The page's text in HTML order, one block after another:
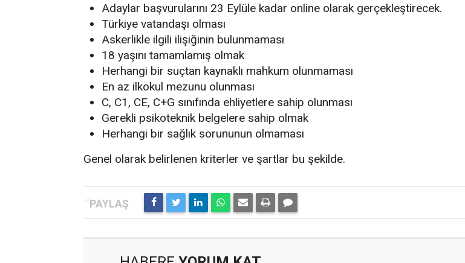
Adaylar başvurularını 23 Eylüle kadar online olarak gerçekleştirecek.
Türkiye vatandaşı olması
Askerlikle ilgili ilişiğinin bulunmaması
18 yaşını tamamlamış olmak
Herhangi bir suçtan kaynaklı mahkum olunmaması
En az ilkokul mezunu olunması
C, C1, CE, C+G sınıfında ehliyetlere sahip olunması
Gerekli psikoteknik belgelere sahip olmak
Herhangi bir sağlık sorununun olmaması
Genel olarak belirlenen kriterler ve şartlar bu şekilde.